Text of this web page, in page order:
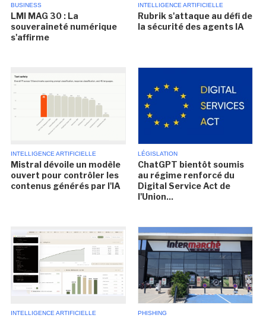
BUSINESS
LMI MAG 30 : La
souveraineté numérique
s'affirme
INTELLIGENCE ARTIFICIELLE
Rubrik s'attaque au défi de
la sécurité des agents IA
INTELLIGENCE ARTIFICIELLE
Mistral dévoile un modèle
ouvert pour contrôler les
contenus générés par l'IA
LÉGISLATION
ChatGPT bientôt soumis
au régime renforcé du
Digital Service Act de
l'Union...
INTELLIGENCE ARTIFICIELLE PHISHING